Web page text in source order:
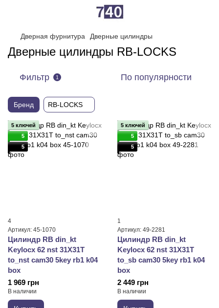
Дверная фурнитура Дверные цилиндры
Дверные цилиндры RB-LOCKS
Фильтр 1 По популярности
Бренд RB-LOCKS
5 ключей
5
5
4
Артикул: 45-1070
Цилиндр RB din_kt
Keylocx 62 nst 31X31T
to_nst cam30 5key rb1 k04
box
1 969 грн
В наличии
5 ключей
5
5
1
Артикул: 49-2281
Цилиндр RB din_kt
Keylocx 62 nst 31X31T
to_sb cam30 5key rb1 k04
box
2 449 грн
В наличии